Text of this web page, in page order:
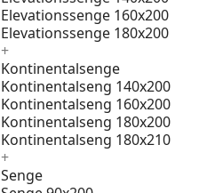
Elevationssenge 160x200
Elevationssenge 180x200
+
Kontinentalsenge
Kontinentalseng 140x200
Kontinentalseng 160x200
Kontinentalseng 180x200
Kontinentalseng 180x210
+
Senge